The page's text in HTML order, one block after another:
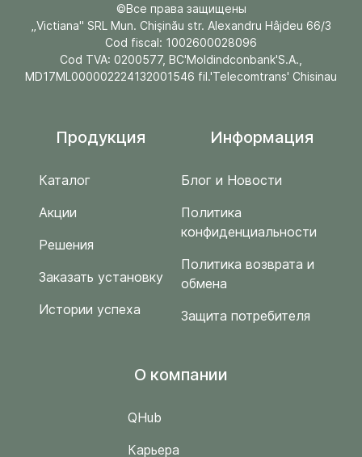
©Все права защищены
„Victiana" SRL Mun. Chişinău str. Alexandru Hâjdeu 66/3
Cod fiscal: 1002600028096
Cod TVA: 0200577, BC'Moldindconbank'S.A.,
MD17ML000002224132001546 fil.'Telecomtrans' Chisinau
Продукция
Каталог
Акции
Решения
Заказать установку
Истории успеха
Информация
Блог и Новости
Политика
конфиденциальности
Политика возврата и
обмена
Защита потребителя
O компании
QHub
Карьера